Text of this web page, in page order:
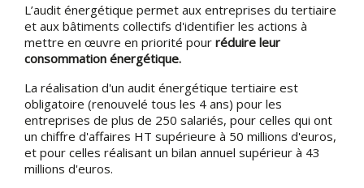
L’audit énergétique permet aux entreprises du tertiaire
et aux bâtiments collectifs d'identifier les actions à
mettre en œuvre en priorité pour réduire leur
consommation énergétique.
La réalisation d'un audit énergétique tertiaire est
obligatoire (renouvelé tous les 4 ans) pour les
entreprises de plus de 250 salariés, pour celles qui ont
un chiffre d'affaires HT supérieure à 50 millions d'euros,
et pour celles réalisant un bilan annuel supérieur à 43
millions d'euros.